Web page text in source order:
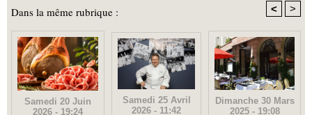
Dans la même rubrique : < >
Samedi 20 Juin
2026 - 19:24
Samedi 25 Avril
2026 - 11:42
Dimanche 30 Mars
2025 - 19:08